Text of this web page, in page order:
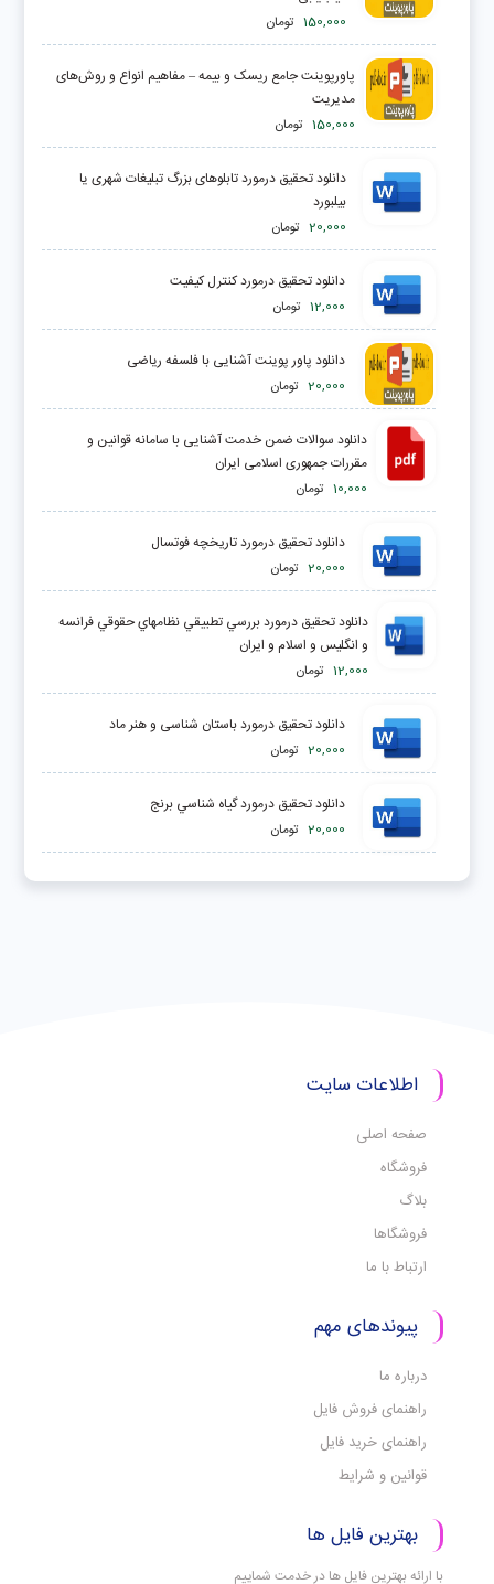
150,000 تومان
پاورپوینت جامع ریسک و بیمه – مفاهیم انواع و روش‌های
مدیریت
150,000 تومان
دانلود تحقیق درمورد تابلوهای بزرگ تبلیغات شهری یا
بیلبورد
20,000 تومان
دانلود تحقیق درمورد کنترل کیفیت
12,000 تومان
دانلود پاور پوینت آشنایی با فلسفه ریاضی
20,000 تومان
دانلود سوالات ضمن خدمت آشنایی با سامانه قوانین و
مقررات جمهوری اسلامی ایران
10,000 تومان
دانلود تحقیق درمورد تاريخچه فوتسال
20,000 تومان
دانلود تحقیق درمورد بررسي تطبيقي نظامهاي حقوقي فرانسه
و انگليس و اسلام و ايران
12,000 تومان
دانلود تحقیق درمورد باستان شناسی و هنر ماد
20,000 تومان
دانلود تحقیق درمورد ‌گياه شناسي برنج
20,000 تومان
اطلاعات سایت
صفحه اصلی
فروشگاه
بلاگ
فروشگاها
ارتباط با ما
پیوندهای مهم
درباره ما
راهنمای فروش فایل
راهنمای خرید فایل
قوانین و شرایط
بهترین فایل ها
با ارائه بهترین فایل ها در خدمت شماییم